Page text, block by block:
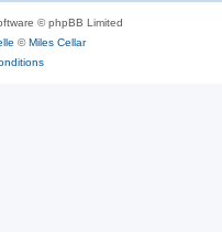
© phpBB Limited
©Miles Cellar